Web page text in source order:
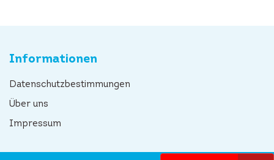
Informationen
Datenschutzbestimmungen
Über uns
Impressum